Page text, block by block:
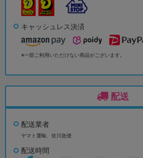
キャッシュレス決済
※一部ご利用いただけない商品がございます。
配送
配送業者
ヤマト運輸、佐川急便
配送時間